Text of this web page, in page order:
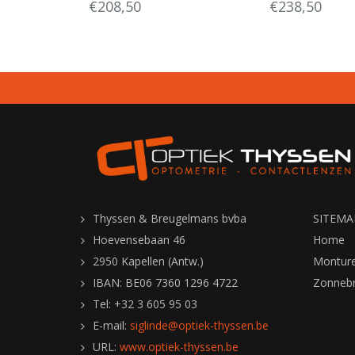
€208,50
€238,50
Thyssen & Breugelmans bvba
Hoevensebaan 46
2950 Kapellen (Antw.)
IBAN: BE06 7360 1296 4722
Tel: +32 3 605 95 03
E-mail: siglinde@optiek-thyssen.be
URL: www.optiek-thyssen.be
Home